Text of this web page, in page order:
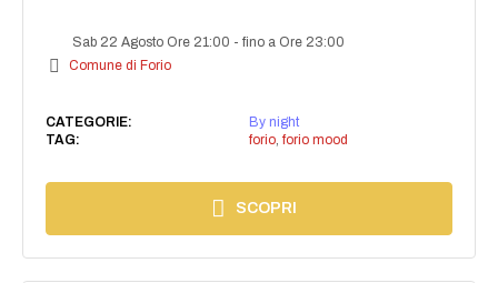
Sab 22 Agosto Ore 21:00 -fino a Ore 23:00
Comune di Forio
CATEGORIE:
By night
TAG:
forio, forio mood
SCOPRI